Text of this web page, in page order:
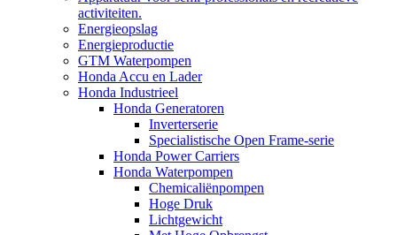
activiteiten.
Energieopslag
Energieproductie
GTM Waterpompen
Honda Accu en Lader
Honda Industrieel
Honda Generatoren
Inverterserie
Specialistische Open Frame-serie
Honda Power Carriers
Honda Waterpompen
Chemicaliënpompen
Hoge Druk
Lichtgewicht